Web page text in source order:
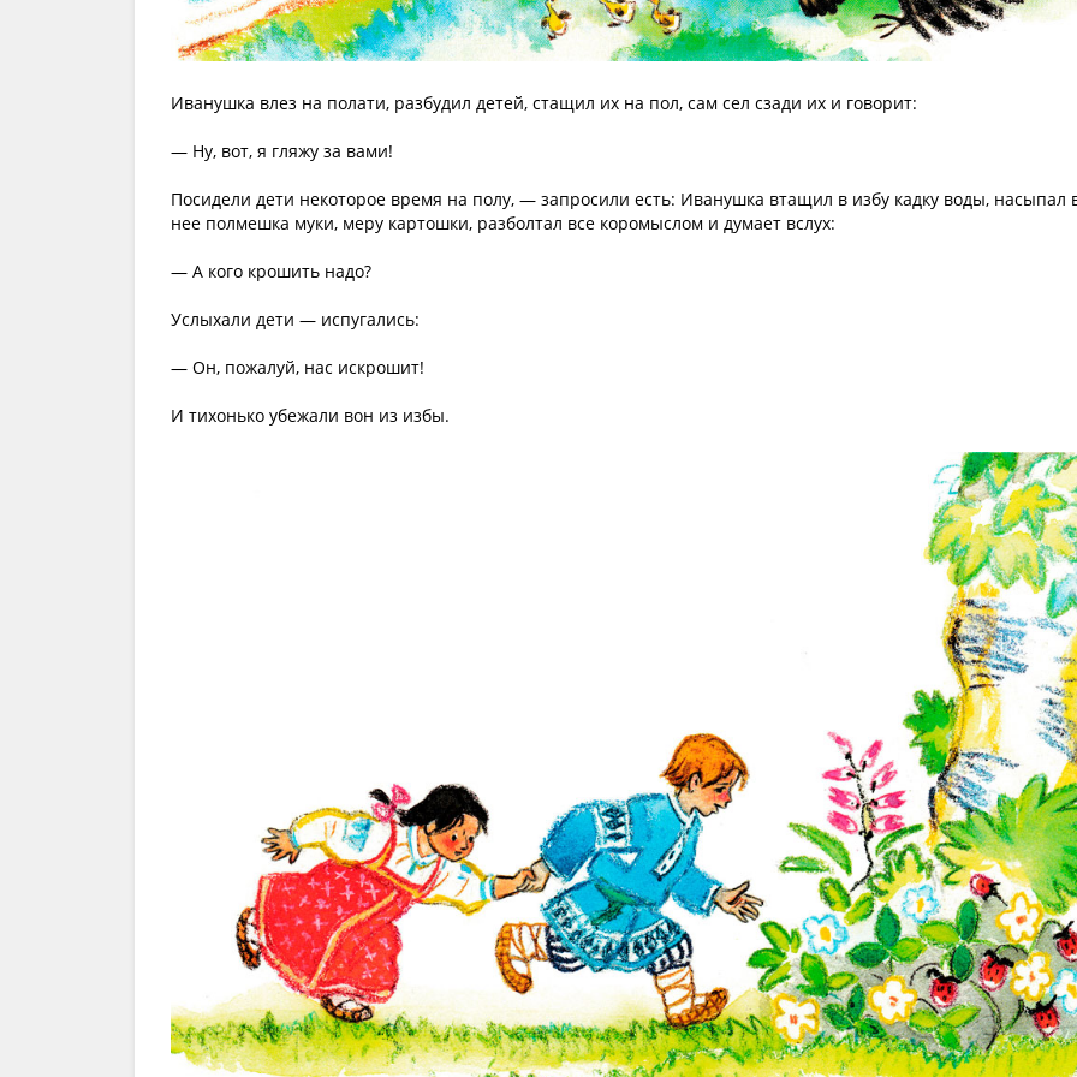
Иванушка влез на полати, разбудил детей, стащил их на пол, сам сел сзади их и говорит:
— Ну, вот, я гляжу за вами!
Посидели дети некоторое время на полу, — запросили есть: Иванушка втащил в избу кадку воды, насыпал
нее полмешка муки, меру картошки, разболтал все коромыслом и думает вслух:
— А кого крошить надо?
Услыхали дети — испугались:
— Он, пожалуй, нас искрошит!
И тихонько убежали вон из избы.